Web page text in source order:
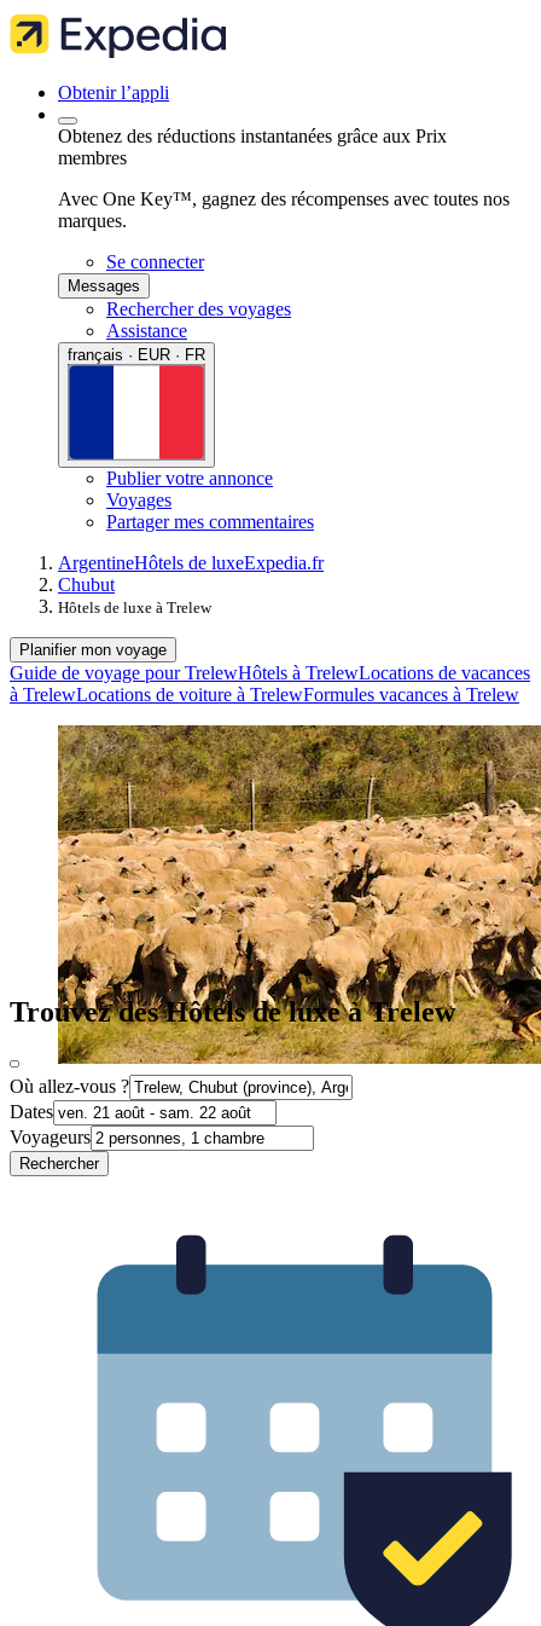
Obtenir l’appli
Obtenez des réductions instantanées grâce aux Prix
membres
Avec One Key™, gagnez des récompenses avec toutes nos
marques.
Se connecter
Messages
Rechercher des voyages
Assistance
français · EUR · FR
Publier votre annonce
Voyages
Partager mes commentaires
ArgentineHôtels de luxeExpedia.fr
Chubut
Hôtels de luxe à Trelew
Planifier mon voyage
Guide de voyage pour TrelewHôtels à TrelewLocations de vacances
à TrelewLocations de voiture à TrelewFormules vacances à Trelew
Trouvez des Hôtels de luxe à Trelew
Où allez-vous ?
Dates
Voyageurs
Rechercher